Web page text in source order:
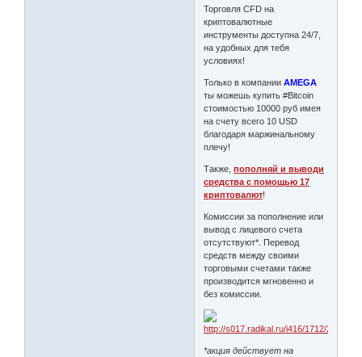
Торговля CFD на
криптовалютные
инструменты доступна 24/7,
на удобных для тебя
условиях!
Только в компанииAMEGA
ты можешь купить #Bitcoin
стоимостью 10000 руб имея
на счету всего 10 USD
благодаря маржинальному
плечу!
Также,пополняй и выводи
средства с помощью 17
криптовалют!
Комиссии за пополнение или
вывод с лицевого счета
отсутствуют*. Перевод
средств между своими
торговыми счетами также
производится мгновенно и
без комиссии.
*акция действует на